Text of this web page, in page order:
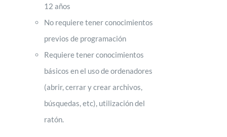
12 años
No requiere tener conocimientos
previos de programación
Requiere tener conocimientos
básicos en el uso de ordenadores
(abrir, cerrar y crear archivos,
búsquedas, etc), utilización del
ratón.